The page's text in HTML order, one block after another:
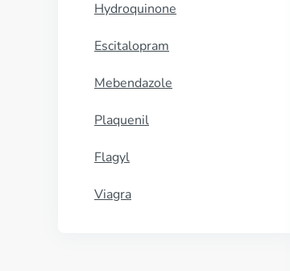
Hydroquinone
Escitalopram
Mebendazole
Plaquenil
Flagyl
Viagra